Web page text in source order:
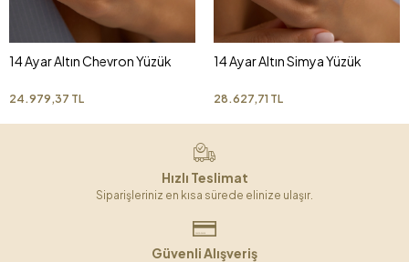
14 Ayar Altın Chevron Yüzük
24.979,37 TL
14 Ayar Altın Simya Yüzük
28.627,71 TL
Hızlı Teslimat
Siparişleriniz en kısa sürede elinize ulaşır.
Güvenli Alışveriş